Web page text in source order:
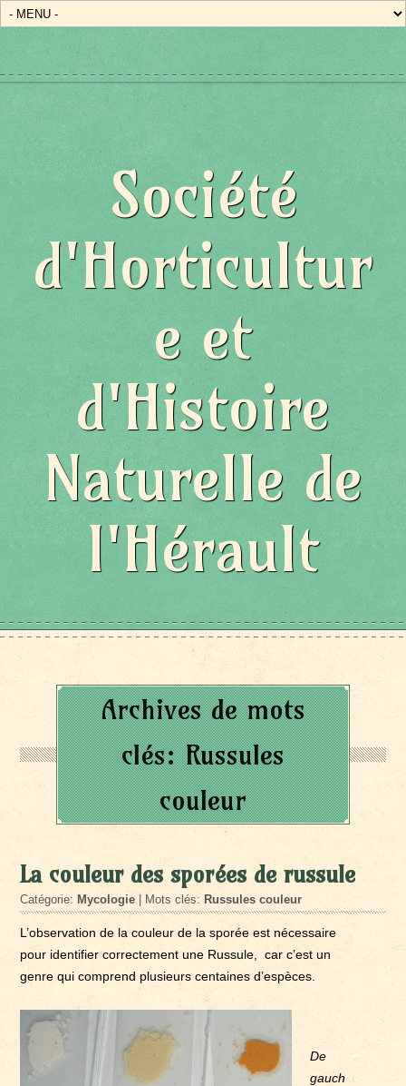
Société
d'Horticultur
e et
d'Histoire
Naturelle de
l'Hérault
Archives de mots
clés:Russules
couleur
La couleur des sporées de russule
Catégorie: Mycologie | Mots clés: Russules couleur
L’observation de la couleur de la sporée est nécessaire
pour identifier correctement une Russule, car c’est un
genre qui comprend plusieurs centaines d’espèces.
De
gauch